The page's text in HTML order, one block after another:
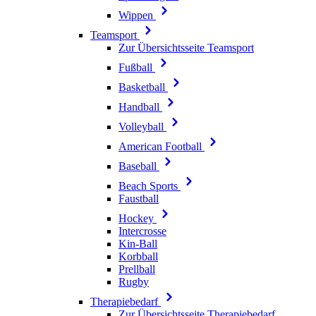
Wippen
Teamsport
Zur Übersichtsseite Teamsport
Fußball
Basketball
Handball
Volleyball
American Football
Baseball
Beach Sports
Faustball
Hockey
Intercrosse
Kin-Ball
Korbball
Prellball
Rugby
Therapiebedarf